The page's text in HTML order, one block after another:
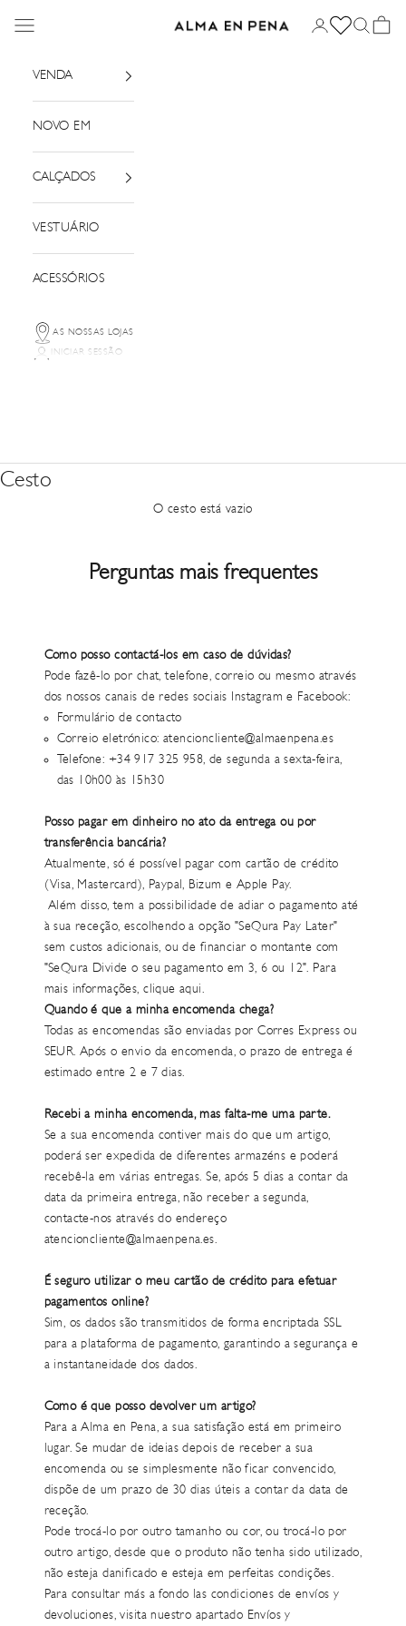
Alma em Pena
Menu Iniciar sessão
Pesquisar
Cesto
VENDA
NOVO EM
CALÇADOS
VESTUÁRIO
ACESSÓRIOS
AS NOSSAS LOJAS
INICIAR SESSÃO
Cesto
O cesto está vazio
Perguntas mais frequentes
Como posso contactá-los em caso de dúvidas?
Pode fazê-lo por chat, telefone, correio ou mesmo através
dos nossos canais de redes sociais Instagram e Facebook:
Formulário de contacto
Correio eletrónico: atencioncliente@almaenpena.es
Telefone: +34 917 325 958, de segunda a sexta-feira,
das 10h00 às 15h30
Posso pagar em dinheiro no ato da entrega ou por
transferência bancária?
Atualmente, só é possível pagar com cartão de crédito
(Visa, Mastercard), Paypal, Bizum e Apple Pay.
Além disso, tem a possibilidade de adiar o pagamento até
à sua receção, escolhendo a opção "SeQura Pay Later"
sem custos adicionais, ou de financiar o montante com
"SeQura Divide o seu pagamento em 3, 6 ou 12". Para
mais informações,clique aqui.
Quando é que a minha encomenda chega?
Todas as encomendas são enviadas por Corres Express ou
SEUR. Após o envio da encomenda, o prazo de entrega é
estimado entre 2 e 7 dias.
Recebi a minha encomenda, mas falta-me uma parte.
Se a sua encomenda contiver mais do que um artigo,
poderá ser expedida de diferentes armazéns e poderá
recebê-la em várias entregas. Se, após 5 dias a contar da
data da primeira entrega, não receber a segunda,
contacte-nos através do endereço
atencioncliente@almaenpena.es.
É seguro utilizar o meu cartão de crédito para efetuar
pagamentos online?
Sim, os dados são transmitidos de forma encriptada SSL
para a plataforma de pagamento, garantindo a segurança e
a instantaneidade dos dados.
Como é que posso devolver um artigo?
Para a Alma en Pena, a sua satisfação está em primeiro
lugar. Se mudar de ideias depois de receber a sua
encomenda ou se simplesmente não ficar convencido,
dispõe de um prazo de 30 dias úteis a contar da data de
receção.
Pode trocá-lo por outro tamanho ou cor, ou trocá-lo por
outro artigo, desde que o produto não tenha sido utilizado,
não esteja danificado e esteja em perfeitas condições.
Para consultar más a fondo las condiciones de envíos y
devoluciones, visita nuestro apartado Envíosy